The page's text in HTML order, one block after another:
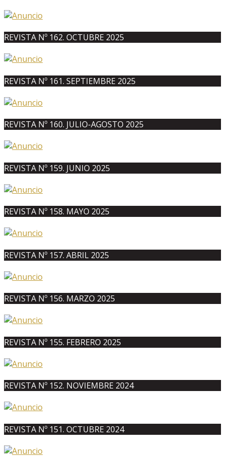
REVISTA Nº 162. OCTUBRE 2025
REVISTA Nº 161. SEPTIEMBRE 2025
REVISTA Nº 160. JULIO-AGOSTO 2025
REVISTA Nº 159. JUNIO 2025
REVISTA Nº 158. MAYO 2025
REVISTA Nº 157. ABRIL 2025
REVISTA Nº 156. MARZO 2025
REVISTA Nº 155. FEBRERO 2025
REVISTA Nº 152. NOVIEMBRE 2024
REVISTA Nº 151. OCTUBRE 2024